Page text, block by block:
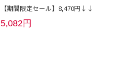
【期間限定セール】8,470円↓↓
5,082円